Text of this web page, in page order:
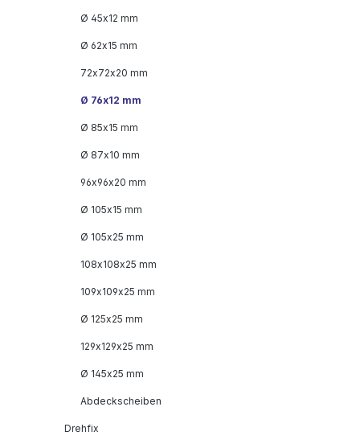
Ø 45x12 mm
Ø 62x15 mm
72x72x20 mm
Ø 76x12 mm
Ø 85x15 mm
Ø 87x10 mm
96x96x20 mm
Ø 105x15 mm
Ø 105x25 mm
108x108x25 mm
109x109x25 mm
Ø 125x25 mm
129x129x25 mm
Ø 145x25 mm
Abdeckscheiben
Drehfix